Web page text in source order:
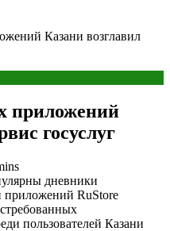
Казани возглавил
приложений
госуслуг
дневники
приложений RuStore
пользователей Казани